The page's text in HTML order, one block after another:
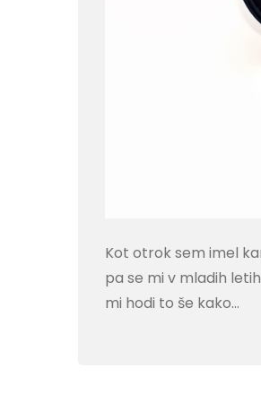
Kot otrok sem imel
pa se mi v mladih
mi hodi to še kako…